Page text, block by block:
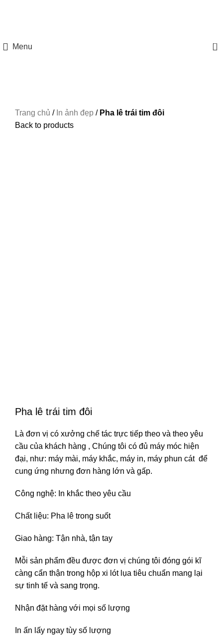
Menu 0
Trang chủ / In ảnh đẹp / Pha lê trái tim đôi
Back to products
Pha lê trái tim đôi
Là đơn vị có xưởng chế tác trực tiếp theo và theo yêu
cầu của khách hàng , Chúng tôi có đủ máy móc hiện
đại, như: máy mài, máy khắc, máy in, máy phun cát để
cung ứng nhưng đơn hàng lớn và gấp.
Công nghệ: In khắc theo yêu cầu
Chất liệu: Pha lê trong suốt
Giao hàng: Tận nhà, tận tay
Mỗi sản phẩm đều được đơn vị chúng tôi đóng gói kĩ
càng cẩn thận trong hộp xi lót lụa tiêu chuẩn mang lại
sự tinh tế và sang trọng.
Nhận đặt hàng với mọi số lượng
In ấn lấy ngay tùy số lượng